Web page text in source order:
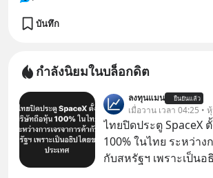
บันทึก
กำลังนิยมในบล็อกดิต
ลงทุนแมน ยืนยันแล้ว
เมื่อวาน เวลา 04:25 •
ไทยปิดประตู SpaceX
100% ในไทย ระหว่าง
กับสหรัฐฯ เพราะเป็นอ